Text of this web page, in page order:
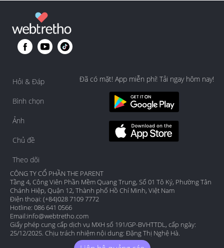
Hỏi & Đáp
Bình chọn
Ảnh
Chủ đề
Theo dõi
Đã có mặt! App miễn phí! Tải ngay hôm nay!
CÔNG TY CỔ PHẦN THE PARENT
Tầng 4, Công Viên Phần Mềm Quang Trung, Số 01 Tô Ký, Phường Tân
Chánh Hiệp, Quận 12, Thành phố Hồ Chí Minh, Việt Nam
Điện thoại: (+84)028 7109 7772
Hotline: 086 641 0566
Email:info@webtretho.com
Giấy phép cung cấp dịch vụ MXH số 191/GP-BVHTTDL, cấp ngày:
25/12/2025. Chịu trách nhiệm nội dung: Đặng Thị Nghệ Hà.